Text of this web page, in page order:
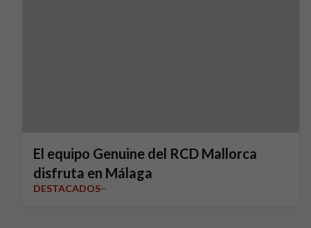
El equipo Genuine del RCD Mallorca
disfruta en Málaga
DESTACADOS